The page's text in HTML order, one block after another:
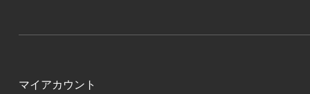
マイアカウント